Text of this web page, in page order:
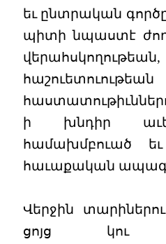
եւ ընտրական
պիտի նպաստէ
վերահսկողութեան,
ի խնդիր
համախմբուած
հաւաքական
Վերջին
ցոյց